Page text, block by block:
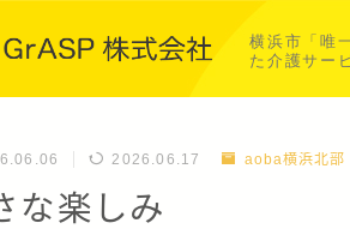
横浜市「唯
た介護サー
2026.06.17 aoba横浜北部
な楽しみ